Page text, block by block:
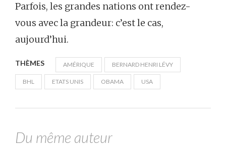
Parfois, les grandes nations ont rendez-
vous avec la grandeur: c’est le cas,
aujourd’hui.
THÈMES AMÉRIQUE BERNARD HENRI LÉVY
BHL ETATS UNIS OBAMA USA
Du même auteur